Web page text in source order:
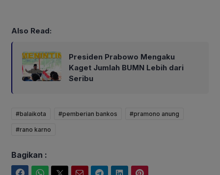
Also Read:
Presiden Prabowo Mengaku
Kaget Jumlah BUMN Lebih dari
Seribu
#balaikota #pemberian bankos #pramono anung
#rano karno
Bagikan :